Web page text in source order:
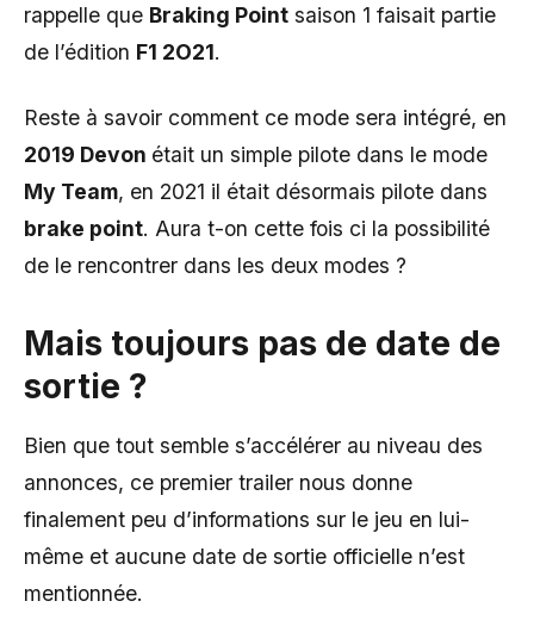
rappelle que Braking Point saison 1 faisait partie
de l’édition F1 2O21.
Reste à savoir comment ce mode sera intégré, en
2019 Devon était un simple pilote dans le mode
My Team, en 2021 il était désormais pilote dans
brake point. Aura t-on cette fois ci la possibilité
de le rencontrer dans les deux modes ?
Mais toujours pas de date de
sortie ?
Bien que tout semble s’accélérer au niveau des
annonces, ce premier trailer nous donne
finalement peu d’informations sur le jeu en lui-
même et aucune date de sortie officielle n’est
mentionnée.